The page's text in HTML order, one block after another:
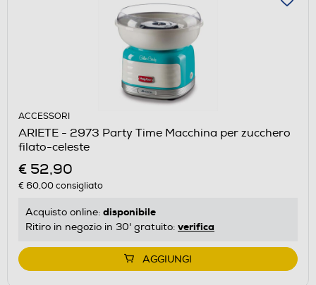
ACCESSORI
ARIETE - 2973 Party Time Macchina per zucchero
filato-celeste
€ 52,90
€ 60,00consigliato
Acquisto online: disponibile
Ritiro in negozio in 30' gratuito: verifica
AGGIUNGI